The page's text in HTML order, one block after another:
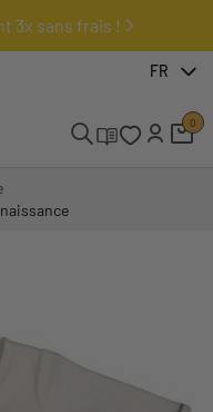
3x sans frais !
FR
0